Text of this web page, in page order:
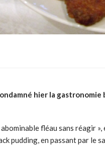
hier la
fléau sans réagir
pudding, en passant par le